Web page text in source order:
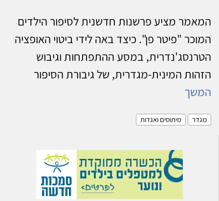
המאמר מציע פרשנות חדשנית לסיפור הילדים
המוכר "פיטר פן". כיצד באה לידי ביטוי האופציה
הטרנסג'נדרית, במסע ההתפתחות וגיבוש
הזהות המינית-מגדרית, של גיבורת הסיפור
המשך
מגדר מיתוסים ואגדות